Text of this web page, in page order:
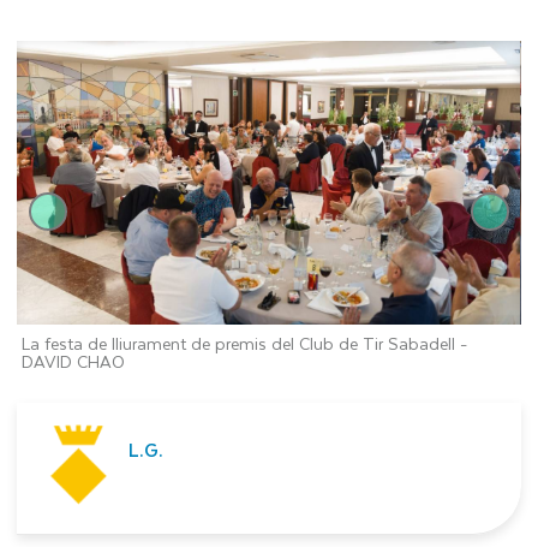
La festa de lliurament de premis del Club de Tir Sabadell -
DAVID CHAO
L.G.